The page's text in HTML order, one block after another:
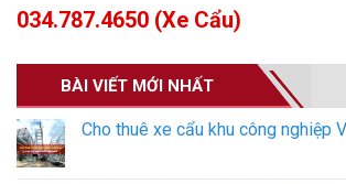
034.787.4650 (Xe Cẩu)
BÀI VIẾT MỚI NHẤT
Cho thuê xe cẩu khu công nghiệp